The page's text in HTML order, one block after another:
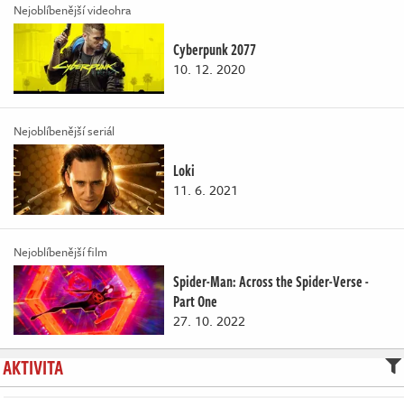
Nejoblíbenější videohra
Cyberpunk 2077
10. 12. 2020
Nejoblíbenější seriál
Loki
11. 6. 2021
Nejoblíbenější film
Spider-Man: Across the Spider-Verse -
Part One
27. 10. 2022
AKTIVITA